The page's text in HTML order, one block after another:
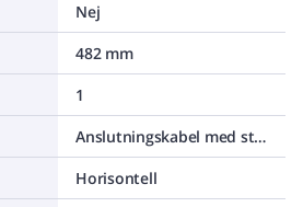
Nej
482 mm
1
Anslutningskabel med stickpropp
Horisontell